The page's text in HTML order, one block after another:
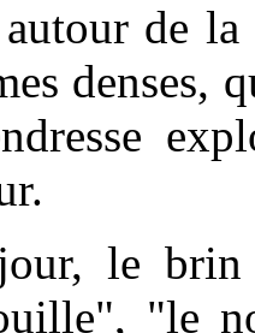
de
denses,
le
"le